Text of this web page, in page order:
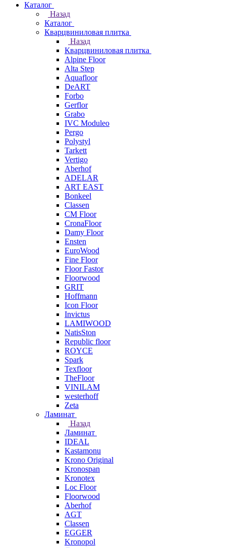
Каталог
Назад
Каталог
Кварцвиниловая плитка
Назад
Кварцвиниловая плитка
Alpine Floor
Alta Step
Aquafloor
DeART
Forbo
Gerflor
Grabo
IVC Moduleo
Pergo
Polystyl
Tarkett
Vertigo
Aberhof
ADELAR
ART EAST
Bonkeel
Classen
CM Floor
CronaFloor
Damy Floor
Ensten
EuroWood
Fine Floor
Floor Fastor
Floorwood
GRIT
Hoffmann
Icon Floor
Invictus
LAMIWOOD
NatisSton
Republic floor
ROYCE
Spark
Texfloor
TheFloor
VINILAM
westerhoff
Zeta
Ламинат
Назад
Ламинат
IDEAL
Kastamonu
Krono Original
Kronospan
Kronotex
Loc Floor
Floorwood
Aberhof
AGT
Classen
EGGER
Kronopol